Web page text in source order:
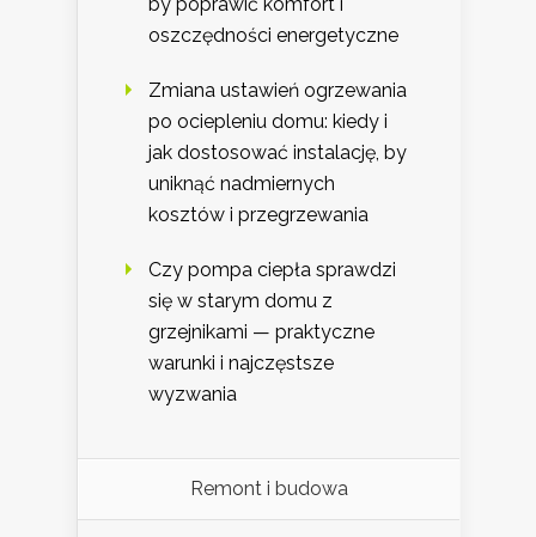
oszczędności energetyczne
Zmiana ustawień ogrzewania
po ociepleniu domu: kiedy i
jak dostosować instalację, by
uniknąć nadmiernych
kosztów i przegrzewania
Czy pompa ciepła sprawdzi
się w starym domu z
grzejnikami — praktyczne
warunki i najczęstsze
wyzwania
Remont i budowa